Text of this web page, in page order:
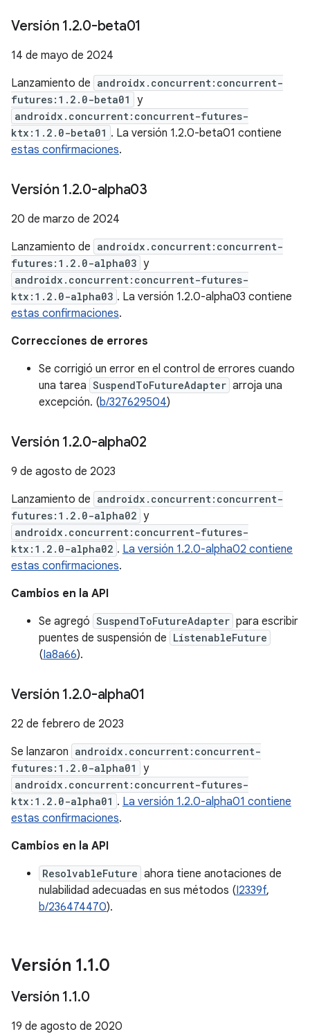
Versión 1.2.0-beta01
14 de mayo de 2024
Lanzamiento de androidx.concurrent:concurrent-
futures:1.2.0-beta01
y
androidx.concurrent:concurrent-futures-
ktx:1.2.0-beta01 . La versión 1.2.0-beta01 contiene
estas confirmaciones.
Versión 1.2.0-alpha03
20 de marzo de 2024
Lanzamiento de androidx.concurrent:concurrent-
futures:1.2.0-alpha03 y
androidx.concurrent:concurrent-futures-
ktx:1.2.0-alpha03 . La versión 1.2.0-alpha03 contiene
estas confirmaciones.
Correcciones de errores
Se corrigió un error en el control de errores cuando
una tarea SuspendToFutureAdapter arroja una
excepción. (b/327629504)
Versión 1.2.0-alpha02
9 de agosto de 2023
Lanzamiento de androidx.concurrent:concurrent-
futures:1.2.0-alpha02 y
androidx.concurrent:concurrent-futures-
ktx:1.2.0-alpha02 . La versión 1.2.0-alpha02 contiene
estas confirmaciones.
Cambios en la API
Se agregó SuspendToFutureAdapter para escribir
puentes de suspensión de ListenableFuture
(Ia8a66).
Versión 1.2.0-alpha01
22 de febrero de 2023
Se lanzaron androidx.concurrent:concurrent-
futures:1.2.0-alpha01
y
androidx.concurrent:concurrent-futures-
ktx:1.2.0-alpha01 . La versión 1.2.0-alpha01 contiene
estas confirmaciones.
Cambios en la API
ResolvableFuture ahora tiene anotaciones de
nulabilidad adecuadas en sus métodos (I2339f,
b/236474470).
Versión 1.1.0
Versión 1.1.0
19 de agosto de 2020